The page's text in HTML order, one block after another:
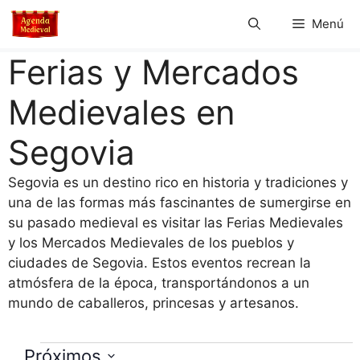
Saltar
Menú
Ferias y Mercados
Medievales en
Segovia
Segovia es un destino rico en historia y tradiciones y
una de las formas más fascinantes de sumergirse en
su pasado medieval es visitar las Ferias Medievales
y los Mercados Medievales de los pueblos y
ciudades de Segovia. Estos eventos recrean la
atmósfera de la época, transportándonos a un
mundo de caballeros, princesas y artesanos.
Próximos